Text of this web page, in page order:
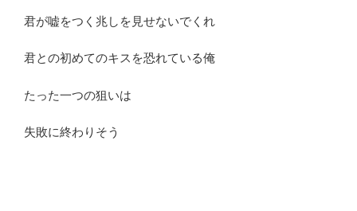
君が嘘をつく兆しを見せないでくれ
君との初めてのキスを恐れている俺
たった一つの狙いは
失敗に終わりそう